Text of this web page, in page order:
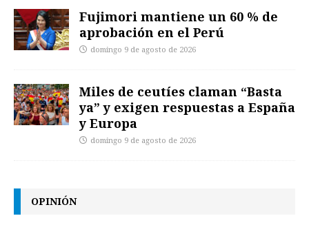
Fujimori mantiene un 60 % de
aprobación en el Perú
domingo 9 de agosto de 2026
Miles de ceutíes claman “Basta
ya” y exigen respuestas a España
y Europa
domingo 9 de agosto de 2026
OPINIÓN